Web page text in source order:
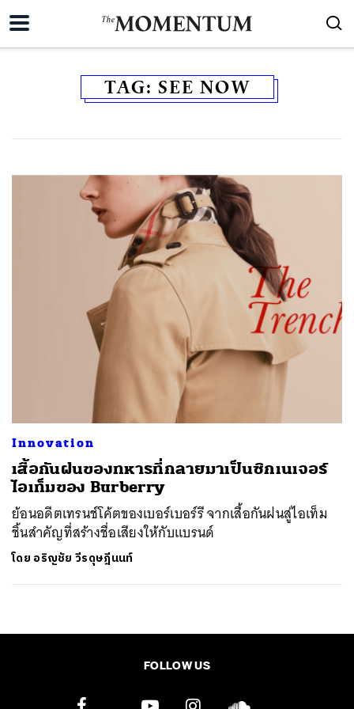
TAG: SEE NOW
Innovation
เสื้อกันฝนของทหารที่กลายมาเป็นซิกเนเจอร์
ไอเท็มของ Burberry
ย้อนอดีตเทรนช์โค้ตของเบอร์เบอร์รี จากเสื้อกันฝนสู่​ไอเท็ม
ชิ้นสำคัญที่สร้างชื่อเสียงให้กับแบรนด์
โดย อริญชัย วีรดุษฎีนนท์
FOLLOW US
SHARE TWEET